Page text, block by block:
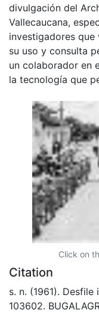
divulgación del
Vallecaucana,
investigadores
su uso y consulta
un colaborador en
la tecnología que
Click on
Citation
s. n. (1961).
103602.